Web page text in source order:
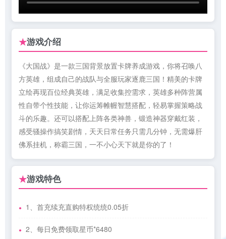
★游戏介绍
《大国战》是一款三国背景放置卡牌养成游戏，你将召唤八
方英雄，组成自己的战队与全服玩家逐鹿三国！精美的卡牌
立绘再现百位经典英雄，满足收集控需求，英雄多种阵营属
性自带个性技能，让你运筹帷幄智慧搭配，轻易掌握策略战
斗的乐趣。还可以搭配上阵各类神兽，锻造神器穿戴红装，
感受骚操作搞笑剧情，天天日常任务只需几分钟，无需爆肝
佛系挂机，称霸三国，一不小心天下就是你的了！
★游戏特色
1、首充续充直购特权统统0.05折
2、每日免费领取星币*6480